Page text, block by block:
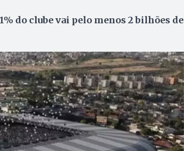
do clube vai pelo menos 2 bilhões de